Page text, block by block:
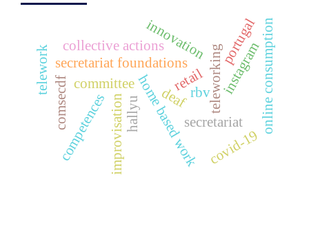
teleworking
home based worksecretariat
secretariat foundations
innovation
collective actions
committee
comsecdf improvisation
competences covid-19
online consumption
retail
hallyu deaf
instagram
rbv
telework
portugal